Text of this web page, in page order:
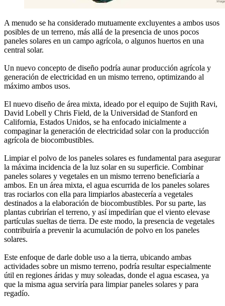
A menudo se ha considerado mutuamente excluyentes a ambos usos
posibles de un terreno, más allá de la presencia de unos pocos
paneles solares en un campo agrícola, o algunos huertos en una
central solar.
Un nuevo concepto de diseño podría aunar producción agrícola y
generación de electricidad en un mismo terreno, optimizando al
máximo ambos usos.
El nuevo diseño de área mixta, ideado por el equipo de Sujith Ravi,
David Lobell y Chris Field, de la Universidad de Stanford en
California, Estados Unidos, se ha enfocado inicialmente a
compaginar la generación de electricidad solar con la producción
agrícola de biocombustibles.
Limpiar el polvo de los paneles solares es fundamental para asegurar
la máxima incidencia de la luz solar en su superficie. Combinar
paneles solares y vegetales en un mismo terreno beneficiaría a
ambos. En un área mixta, el agua escurrida de los paneles solares
tras rociarlos con ella para limpiarlos abastecería a vegetales
destinados a la elaboración de biocombustibles. Por su parte, las
plantas cubrirían el terreno, y así impedirían que el viento elevase
partículas sueltas de tierra. De este modo, la presencia de vegetales
contribuiría a prevenir la acumulación de polvo en los paneles
solares.
Este enfoque de darle doble uso a la tierra, ubicando ambas
actividades sobre un mismo terreno, podría resultar especialmente
útil en regiones áridas y muy soleadas, donde el agua escasea, ya
que la misma agua serviría para limpiar paneles solares y para
regadío.